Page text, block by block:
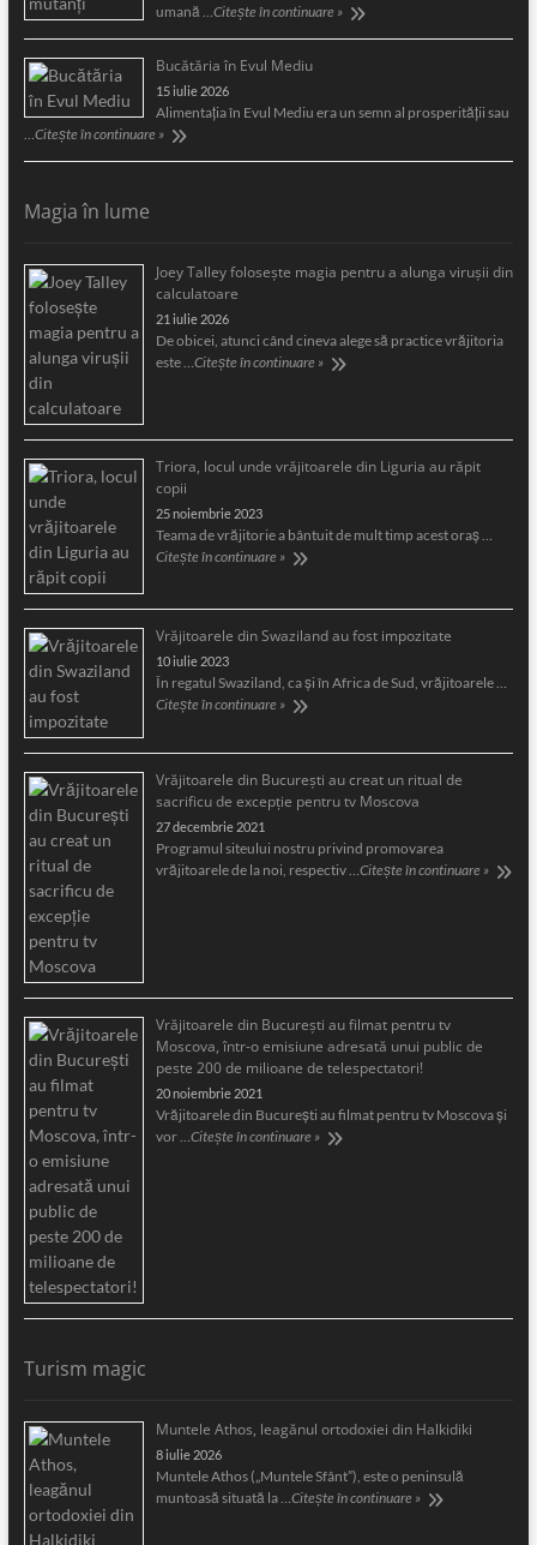
umană … Citește în continuare »
Bucătăria în Evul Mediu
15 iulie 2026
Alimentaţia în Evul Mediu era un semn al prosperităţii sau
Citește în continuare »
Magia în lume
Joey Talley foloseşte magia pentru a alunga viruşii din
calculatoare
21 iulie 2026
De obicei, atunci când cineva alege să practice vrăjitoria
este … Citește în continuare »
Triora, locul unde vrăjitoarele din Liguria au răpit
copii
25 noiembrie 2023
Teama de vrăjitorie a bântuit de mult timp acest oraş …
Citește în continuare »
Vrăjitoarele din Swaziland au fost impozitate
10 iulie 2023
În regatul Swaziland, ca și în Africa de Sud, vrăjitoarele …
Citește în continuare »
Vrăjitoarele din București au creat un ritual de
sacrificu de excepție pentru tv Moscova
27 decembrie 2021
Programul siteului nostru privind promovarea
vrăjitoarele de la noi, respectiv … Citește în continuare »
Vrăjitoarele din București au filmat pentru tv
Moscova, într-o emisiune adresată unui public de
peste 200 de milioane de telespectatori!
20 noiembrie 2021
Vrăjitoarele din București au filmat pentru tv Moscova și
vor … Citește în continuare »
Turism magic
Muntele Athos, leagănul ortodoxiei din Halkidiki
8 iulie 2026
Muntele Athos („Muntele Sfânt”), este o peninsulă
muntoasă situată la … Citește în continuare »